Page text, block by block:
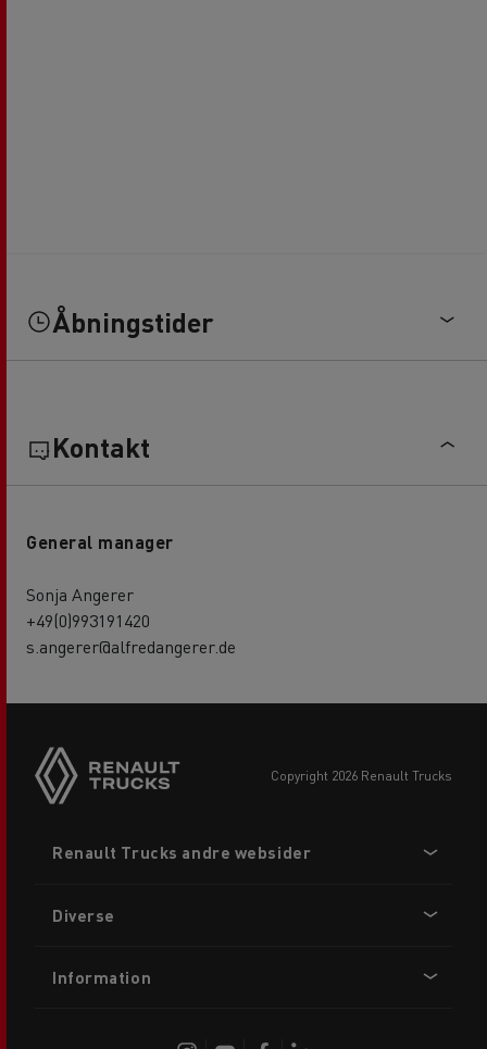
Åbningstider
Kontakt
General manager
Sonja Angerer
+49(0)993191420
s.angerer@alfredangerer.de
copyright 2026 Renault Trucks
menu
Renault Trucks andre websider
Diverse
Information